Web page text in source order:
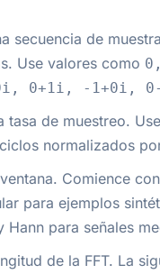
secuencia de
Use valores como
0+1i, -1+0i,
tasa de muestreo.
normalizados
Comience con
para ejemplos
Hann para señales
de la FFT. La